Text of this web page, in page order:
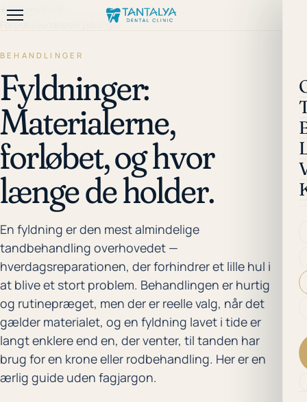
←Vidensbank
Forside Fyldninger
BEHANDLINGER
Fyldninger:
Materialerne,
forløbet, og hvor
længe de holder.
En fyldning er den mest almindelige
tandbehandling overhovedet —
hverdagsreparationen, der forhindrer et lille hul i
at blive et stort problem. Behandlingen er hurtig
og rutinepræget, men der er reelle valg, når det
gælder materialet, og en fyldning lavet i tide er
langt enklere end en, der venter, til tanden har
brug for en krone eller rodbehandling. Her er en
ærlig guide uden fagjargon.